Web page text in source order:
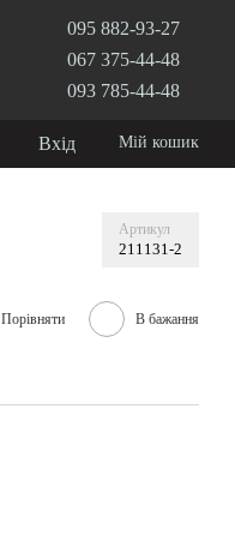
095 882-93-27
067 375-44-48
093 785-44-48
Вхід Мій кошик
Артикул
211131-2
Порівняти В бажання